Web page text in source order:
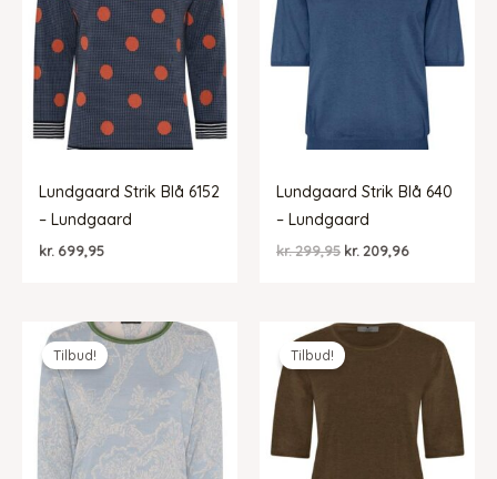
Lundgaard Strik Blå 6152
– Lundgaard
kr. 699,95
Lundgaard Strik Blå 640
– Lundgaard
kr.299,95 Den
kr. 299,95.
kr. 209,96Den
Tilbud! Tilbud!